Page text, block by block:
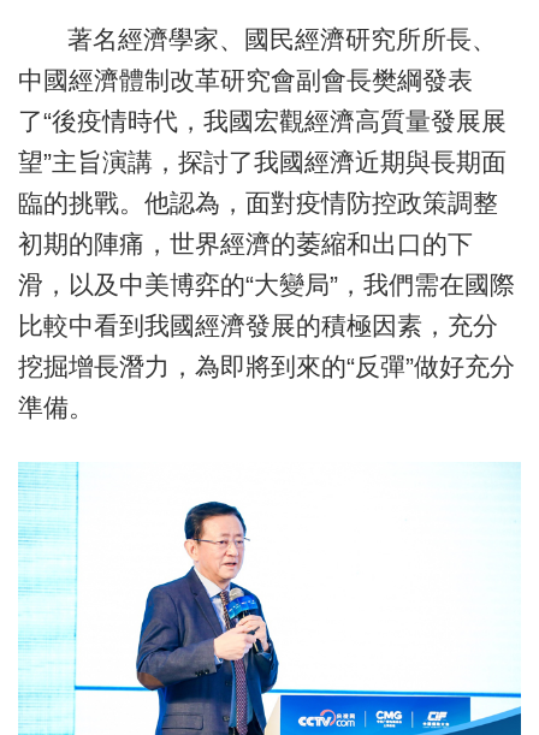
著名經濟學家、國民經濟研究所所長、
中國經濟體制改革研究會副會長樊綱發表
了“後疫情時代，我國宏觀經濟高質量發展展
望”主旨演講，探討了我國經濟近期與長期面
臨的挑戰。他認為，面對疫情防控政策調整
初期的陣痛，世界經濟的萎縮和出口的下
滑，以及中美博弈的“大變局”，我們需在國際
比較中看到我國經濟發展的積極因素，充分
挖掘增長潛力，為即將到來的“反彈”做好充分
準備。